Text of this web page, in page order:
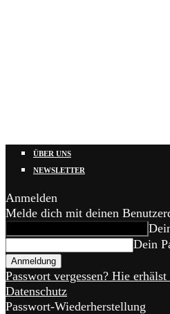
ÜBER UNS
NEWSLETTER
Anmelden
Melde dich mit deinen
Dein
Passwort vergessen? Hie
Datenschutz
Passwort-Wiederherstellung